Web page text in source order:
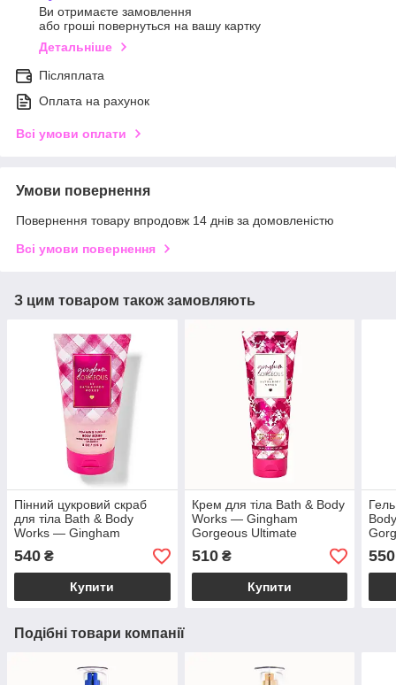
Ви отримаєте замовлення
або гроші повернуться на вашу картку
Детальніше
Післяплата
Оплата на рахунок
Всі умови оплати
Умови повернення
Повернення товару впродовж 14 днів за домовленістю
Всі умови повернення
З цим товаром також замовляють
Пінний цукровий скраб
для тіла Bath & Body
Works — Gingham
Gorgeous / 226г
540 ₴
Купити
Крем для тіла Bath & Body
Works — Gingham
Gorgeous Ultimate
Hydration / 226 г
510₴
Купити
550
Подібні товари компанії